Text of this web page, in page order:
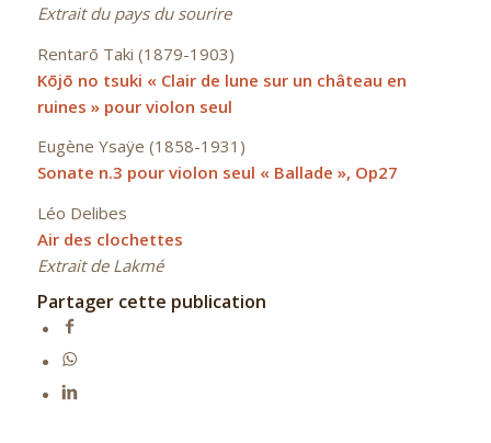
Extrait du pays du sourire
Rentarō Taki (1879-1903)
Kōjō no tsuki « Clair de lune sur un château en
ruines » pour violon seul
Eugène Ysaÿe (1858-1931)
Sonate n.3 pour violon seul « Ballade », Op27
Léo Delibes
Air des clochettes
Extrait de Lakmé
Partager cette publication